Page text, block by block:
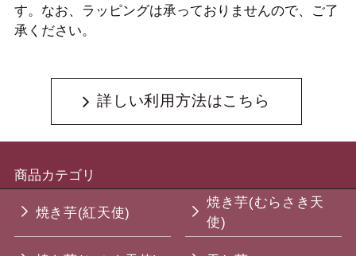
す。なお、ラッピングは承っておりませんので、ご了
承ください。
詳しい利用方法はこちら
商品カテゴリ
焼き芋(紅天使)
焼き芋(むらさき天
使)